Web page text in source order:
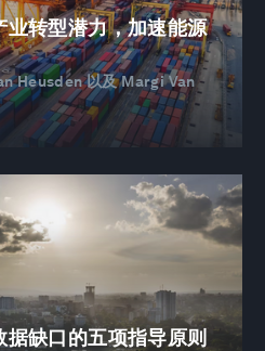
业转型潜力，加速能源
Heusden 以及 Margi Van
缺口的五项指导原则